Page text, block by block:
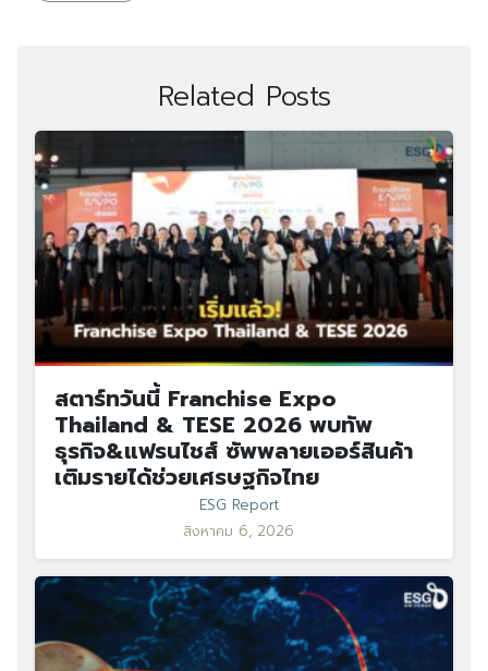
Related Posts
สตาร์ทวันนี้ Franchise Expo
Thailand & TESE 2026 พบทัพ
ธุรกิจ&แฟรนไชส์ ซัพพลายเออร์สินค้า
เติมรายได้ช่วยเศรษฐกิจไทย
ESG Report
สิงหาคม 6, 2026